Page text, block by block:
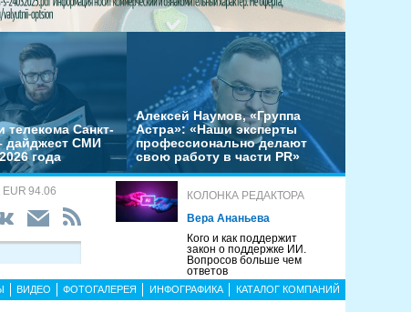
телекома Санкт-
дайджест СМИ
года
Алексей Наумов, «Группа
Астра»: «Наши эксперты
профессионально делают
свою работу в части PR»
EUR 94.06
КОЛОНКА РЕДАКТОРА
Вера Ананьева
Кого и как поддержит
закон о поддержке ИИ.
Вопросов больше чем
ответов
ВИДЕО ФОТОГАЛЕРЕЯ ИНФОГРАФИКА КАТАЛОГ КОМПАНИЙ